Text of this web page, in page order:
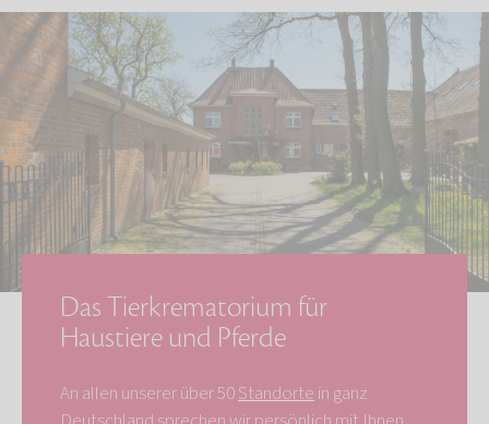
Das Tierkrematorium für
Haustiere und Pferde
An allen unserer über 50Standortein ganz